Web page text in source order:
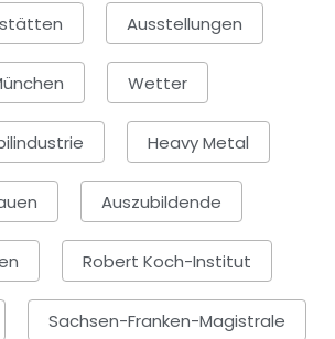
Ausstellungen
Wetter
Heavy Metal
Auszubildende
Robert Koch-Institut
Sachsen-Franken-Magistrale